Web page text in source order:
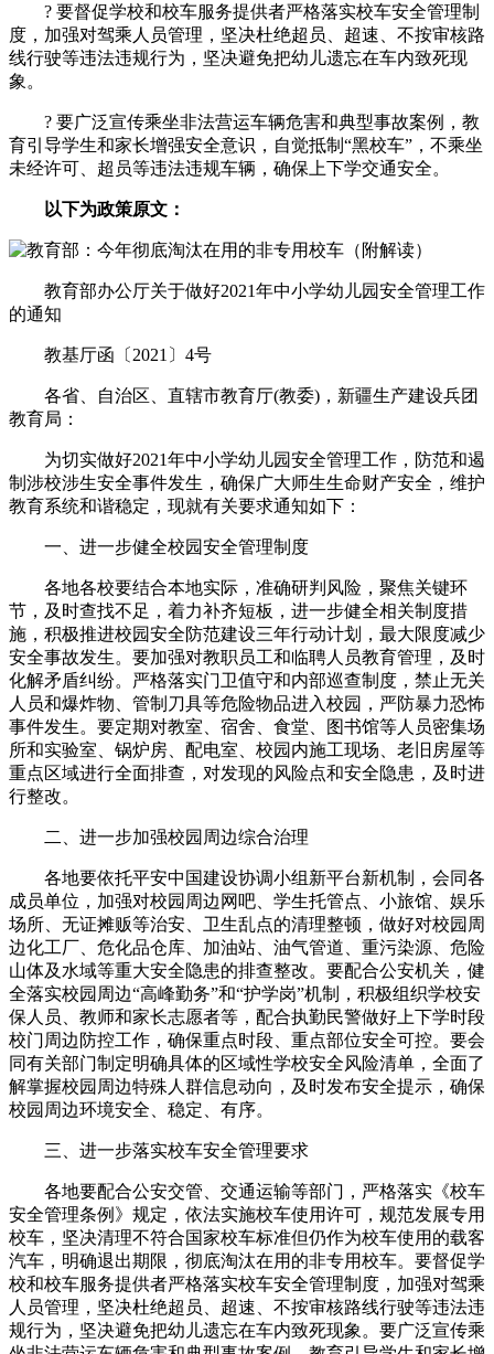
? 要督促学校和校车服务提供者严格落实校车安全管理制
度，加强对驾乘人员管理，坚决杜绝超员、超速、不按审核路
线行驶等违法违规行为，坚决避免把幼儿遗忘在车内致死现
象。
? 要广泛宣传乘坐非法营运车辆危害和典型事故案例，教
育引导学生和家长增强安全意识，自觉抵制“黑校车”，不乘坐
未经许可、超员等违法违规车辆，确保上下学交通安全。
以下为政策原文：
教育部办公厅关于做好2021年中小学幼儿园安全管理工作
的通知
教基厅函〔2021〕4号
各省、自治区、直辖市教育厅(教委)，新疆生产建设兵团
教育局：
为切实做好2021年中小学幼儿园安全管理工作，防范和遏
制涉校涉生安全事件发生，确保广大师生生命财产安全，维护
教育系统和谐稳定，现就有关要求通知如下：
一、进一步健全校园安全管理制度
各地各校要结合本地实际，准确研判风险，聚焦关键环
节，及时查找不足，着力补齐短板，进一步健全相关制度措
施，积极推进校园安全防范建设三年行动计划，最大限度减少
安全事故发生。要加强对教职员工和临聘人员教育管理，及时
化解矛盾纠纷。严格落实门卫值守和内部巡查制度，禁止无关
人员和爆炸物、管制刀具等危险物品进入校园，严防暴力恐怖
事件发生。要定期对教室、宿舍、食堂、图书馆等人员密集场
所和实验室、锅炉房、配电室、校园内施工现场、老旧房屋等
重点区域进行全面排查，对发现的风险点和安全隐患，及时进
行整改。
二、进一步加强校园周边综合治理
各地要依托平安中国建设协调小组新平台新机制，会同各
成员单位，加强对校园周边网吧、学生托管点、小旅馆、娱乐
场所、无证摊贩等治安、卫生乱点的清理整顿，做好对校园周
边化工厂、危化品仓库、加油站、油气管道、重污染源、危险
山体及水域等重大安全隐患的排查整改。要配合公安机关，健
全落实校园周边“高峰勤务”和“护学岗”机制，积极组织学校安
保人员、教师和家长志愿者等，配合执勤民警做好上下学时段
校门周边防控工作，确保重点时段、重点部位安全可控。要会
同有关部门制定明确具体的区域性学校安全风险清单，全面了
解掌握校园周边特殊人群信息动向，及时发布安全提示，确保
校园周边环境安全、稳定、有序。
三、进一步落实校车安全管理要求
各地要配合公安交管、交通运输等部门，严格落实《校车
安全管理条例》规定，依法实施校车使用许可，规范发展专用
校车，坚决清理不符合国家校车标准但仍作为校车使用的载客
汽车，明确退出期限，彻底淘汰在用的非专用校车。要督促学
校和校车服务提供者严格落实校车安全管理制度，加强对驾乘
人员管理，坚决杜绝超员、超速、不按审核路线行驶等违法违
规行为，坚决避免把幼儿遗忘在车内致死现象。要广泛宣传乘